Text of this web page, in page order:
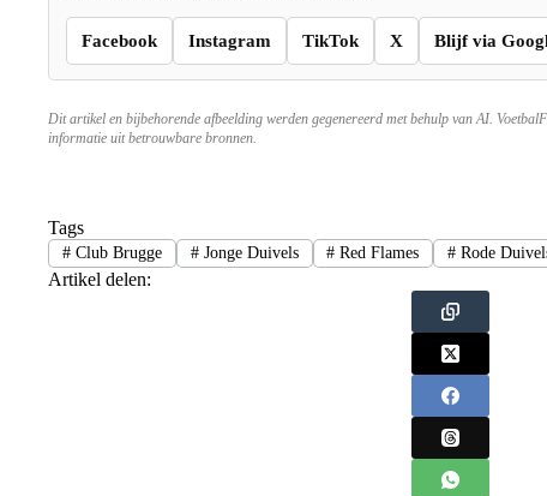
Facebook Instagram TikTok X Blijf via
Dit artikel en bijbehorende afbeelding werden gegenereerd met behulp van AI.
informatie uit betrouwbare bronnen.
Tags
#Club Brugge #Jonge Duivels # Red Flames # Rode
Artikel delen: